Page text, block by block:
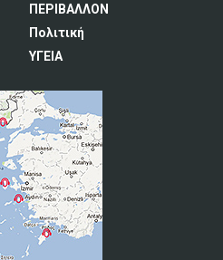
ΠΕΡΙΒΑΛΛΟΝ
Πολιτική
ΥΓΕΙΑ